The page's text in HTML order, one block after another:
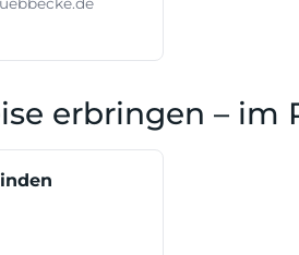
erbringen – im